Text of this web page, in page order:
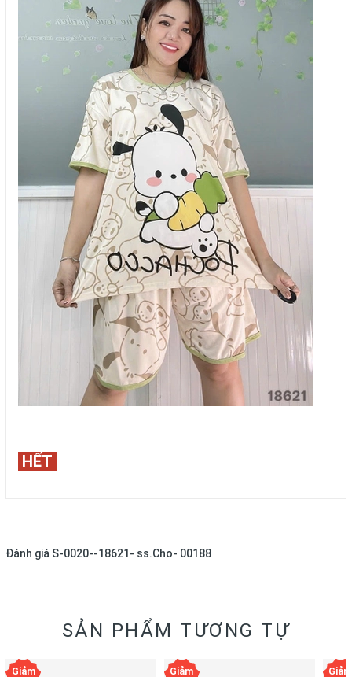
HẾT
Đánh giá S-0020--18621- ss.Cho- 00188
SẢN PHẨM TƯƠNG TỰ